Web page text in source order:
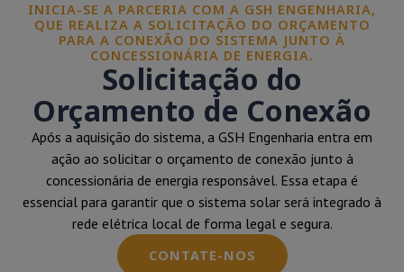
INICIA-SE A PARCERIA COM A GSH ENGENHARIA,
QUE REALIZA A SOLICITAÇÃO DO ORÇAMENTO
PARA A CONEXÃO DO SISTEMA JUNTO À
CONCESSIONÁRIA DE ENERGIA.
Solicitação do
Orçamento de Conexão
Após a aquisição do sistema, a GSH Engenharia entra em
ação ao solicitar o orçamento de conexão junto à
concessionária de energia responsável. Essa etapa é
essencial para garantir que o sistema solar será integrado à
rede elétrica local de forma legal e segura.
CONTATE-NOS